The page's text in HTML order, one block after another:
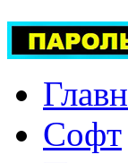
Софт